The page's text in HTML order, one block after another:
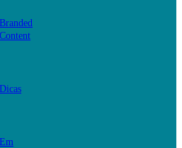
Branded
Content
Dicas
Em